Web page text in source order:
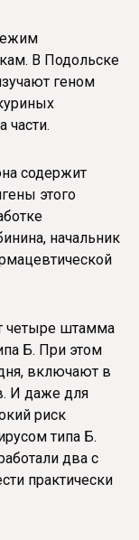
В Подольске
геном
части.
содержит
этого
начальник
четыре штамма
Б. При этом
включают в
И даже для
риск
типа Б.
два с
практически